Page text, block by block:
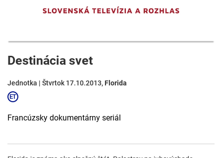
Destinácia svet
Jednotka | Štvrtok 17.10.2013, Florida
Francúzsky dokumentárny seriál